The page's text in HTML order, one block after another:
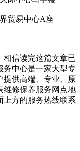
贸易中心A座
相信读完这篇文章已
务中心是一家大型专
提供高端、专业、原
维修保养服务网点地
上方的服务热线联系